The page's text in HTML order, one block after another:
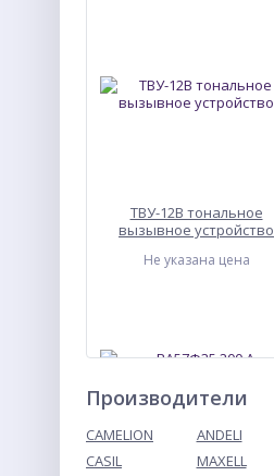
ТВУ-12В тональное
вызывное устройство
Не указана цена
Производители
CAMELION
ANDELI
CASIL
MAXELL